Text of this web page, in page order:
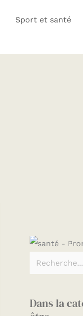
Sport et santé
Dans la